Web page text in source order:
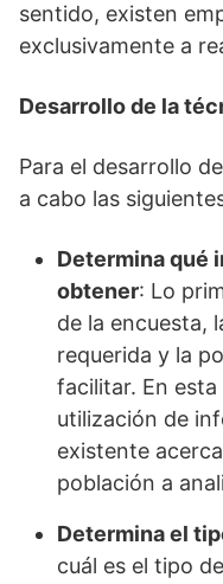
sentido, existen
exclusivamente a
Desarrollo de la
Para el desarrollo
a cabo las
Determina qué
obtener: Lo
de la encuesta,
requerida y la
facilitar. En
utilización de
existente
población a
Determina el
cuál es el tipo